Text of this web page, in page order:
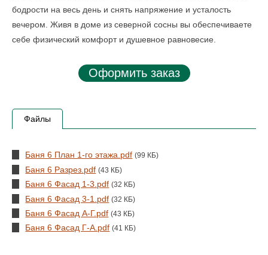
бодрости на весь день и снять напряжение и усталость
вечером. Живя в доме из северной сосны вы обеспечиваете
себе физический комфорт и душевное равновесие.
Оформить заказ
Файлы
Баня 6 План 1-го этажа.pdf (99 КБ)
Баня 6 Разрез.pdf (43 КБ)
Баня 6 Фасад 1-3.pdf (32 КБ)
Баня 6 Фасад 3-1.pdf (32 КБ)
Баня 6 Фасад А-Г.pdf (43 КБ)
Баня 6 Фасад Г-А.pdf (41 КБ)